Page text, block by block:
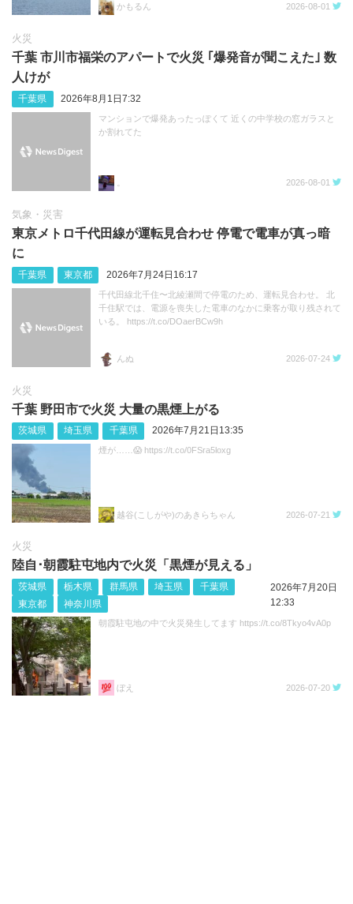
かもるん 2026-08-01
火災
千葉 市川市福栄のアパートで火災 ｢爆発音が聞こえた｣ 数
人けが
千葉県 2026年8月1日7:32
マンションで爆発あったっぽくて 近くの中学校の窓ガラスと
か割れてた
2026-08-01
気象・災害
東京メトロ千代田線が運転見合わせ 停電で電車が真っ暗
に
千葉県 東京都 2026年7月24日16:17
千代田線北千住〜北綾瀬間で停電のため、運転見合わせ。 北
千住駅では、電源を喪失した電車のなかに乗客が取り残されて
いる。 https://t.co/DOaerBCw9h
んぬ 2026-07-24
火災
千葉 野田市で火災 大量の黒煙上がる
茨城県 埼玉県 千葉県 2026年7月21日13:35
煙が……😱 https://t.co/0FSra5loxg
越谷(こしがや)のあきらちゃん 2026-07-21
火災
陸自･朝霞駐屯地内で火災「黒煙が見える」
茨城県 栃木県 群馬県 埼玉県
千葉県
東京都
神奈川県
2026年7月20日
12:33
朝霞駐屯地の中で火災発生してます https://t.co/8Tkyo4vA0p
ぼえ 2026-07-20